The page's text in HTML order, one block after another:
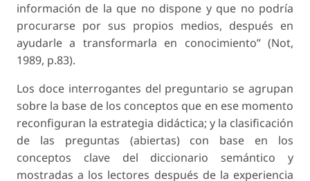
información de la que no dispone y que no podría
procurarse por sus propios medios, después en
ayudarle a transformarla en conocimiento” (Not,
1989, p.83).
Los doce interrogantes del preguntario se agrupan
sobre la base de los conceptos que en ese momento
reconfiguran la estrategia didáctica; y la clasificación
de las preguntas (abiertas) con base en los
conceptos clave del diccionario semántico y
mostradas a los lectores después de la experiencia